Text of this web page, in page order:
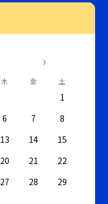
木 金 土
1
6 7
8
13 14
15
20 21
22
27 28
29